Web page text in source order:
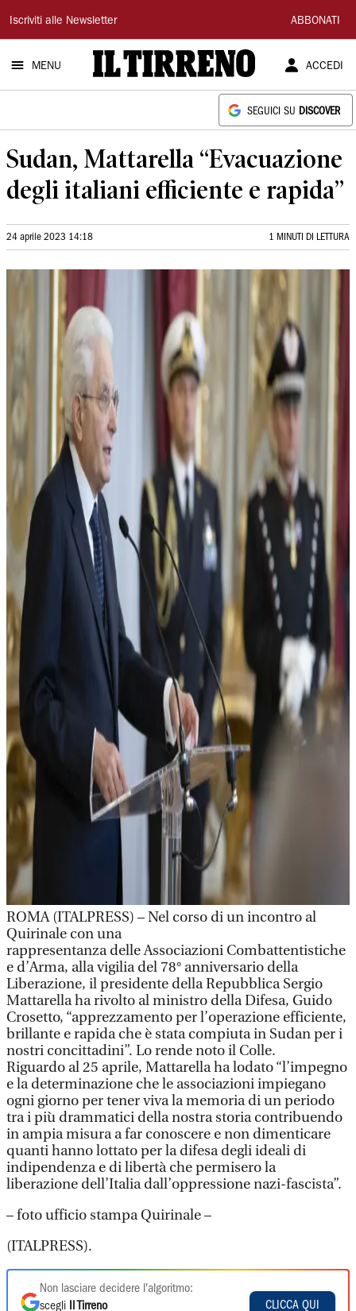
Il
Tirreno
Iscriviti alle Newsletter ABBONATI
MENU ACCEDI
SEGUICI SU DISCOVER
Sudan, Mattarella “Evacuazione
degli italiani efficiente e rapida”
24 aprile 2023 14:18 1 MINUTI DI LETTURA
ROMA (ITALPRESS) – Nel corso di un incontro al
Quirinale con una
rappresentanza delle Associazioni Combattentistiche
e d’Arma, alla vigilia del 78° anniversario della
Liberazione, il presidente della Repubblica Sergio
Mattarella ha rivolto al ministro della Difesa, Guido
Crosetto, “apprezzamento per l’operazione efficiente,
brillante e rapida che è stata compiuta in Sudan per i
nostri concittadini”. Lo rende noto il Colle.
Riguardo al 25 aprile, Mattarella ha lodato “l’impegno
e la determinazione che le associazioni impiegano
ogni giorno per tener viva la memoria di un periodo
tra i più drammatici della nostra storia contribuendo
in ampia misura a far conoscere e non dimenticare
quanti hanno lottato per la difesa degli ideali di
indipendenza e di libertà che permisero la
liberazione dell’Italia dall’oppressione nazi-fascista”.
– foto ufficio stampa Quirinale –
(ITALPRESS).
Non lasciare decidere l'algoritmo:
scegli
Il Tirreno
CLICCA QUI